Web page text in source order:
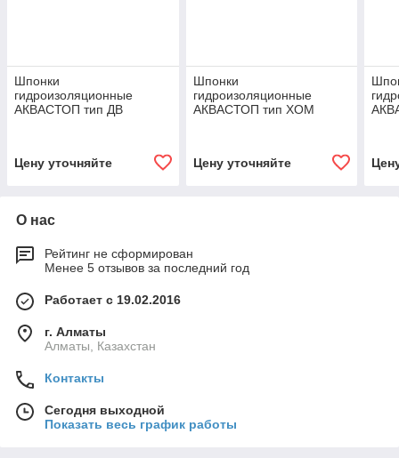
Шпонки
гидроизоляционные
АКВАСТОП тип ДВ
Цену уточняйте
Шпонки
гидроизоляционные
АКВАСТОП тип ХОМ
Цену уточняйте
О нас
Рейтинг не сформирован
Менее 5 отзывов за последний год
Работает с 19.02.2016
г. Алматы
Алматы, Казахстан
Контакты
Сегодня выходной
Показать весь график работы